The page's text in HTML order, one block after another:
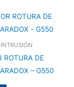
ROTURA DE
– G550